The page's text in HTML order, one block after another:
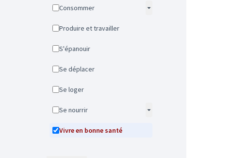
Consommer
Produire et travailler
S'épanouir
Se déplacer
Se loger
Se nourrir
Vivre en bonne santé